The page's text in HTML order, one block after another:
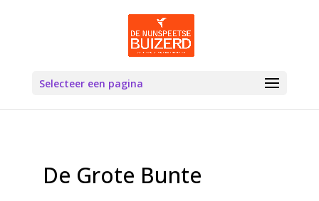
Selecteer een pagina
De Grote Bunte